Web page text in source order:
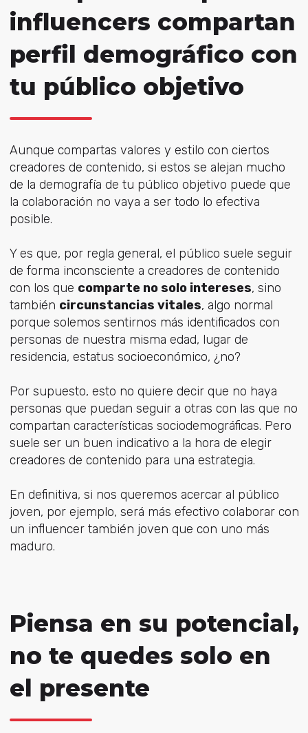
influencers compartan
perfil demográfico con
tu público objetivo
Aunque compartas valores y estilo con ciertos
creadores de contenido, si estos se alejan mucho
de la demografía de tu público objetivo puede que
la colaboración no vaya a ser todo lo efectiva
posible.
Y es que, por regla general, el público suele seguir
de forma inconsciente a creadores de contenido
con los que comparte no solo intereses, sino
también circunstancias vitales, algo normal
porque solemos sentirnos más identificados con
personas de nuestra misma edad, lugar de
residencia, estatus socioeconómico, ¿no?
Por supuesto, esto no quiere decir que no haya
personas que puedan seguir a otras con las que no
compartan características sociodemográficas. Pero
suele ser un buen indicativo a la hora de elegir
creadores de contenido para una estrategia.
En definitiva, si nos queremos acercar al público
joven, por ejemplo, será más efectivo colaborar con
un influencer también joven que con uno más
maduro.
Piensa en su potencial,
no te quedes solo en
el presente